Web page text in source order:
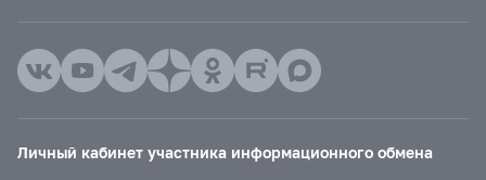
Личный кабинет участника информационного обмена